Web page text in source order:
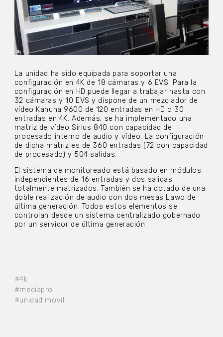
#4k
#mediapro
#unidad movil
La unidad ha sido equipada para soportar una
configuración en 4K de 18 cámaras y 6 EVS. Para la
configuración en HD puede llegar a trabajar hasta con
32 cámaras y 10 EVS y dispone de un mezclador de
vídeo Kahuna 9600 de 120 entradas en HD o 30
entradas en 4K. Además, se ha implementado una
matriz de vídeo Sirius 840 con capacidad de
procesado interno de audio y vídeo. La configuración
de dicha matriz es de 360 entradas (72 con capacidad
de procesado) y 504 salidas.
El sistema de monitoreado está basado en módulos
independientes de 16 entradas y dos salidas
totalmente matrizados. También se ha dotado de una
doble realización de audio con dos mesas Lawo de
última generación. Todos estos elementos se
controlan desde un sistema centralizado gobernado
por un servidor de última generación.